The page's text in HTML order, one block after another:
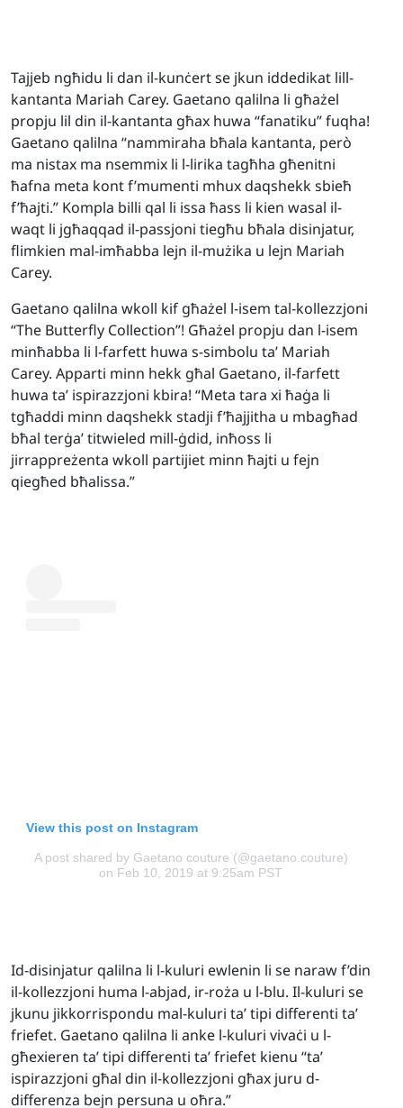
Tajjeb ngħidu li dan il-kunċert se jkun iddedikat lill-
kantanta Mariah Carey. Gaetano qalilna li għażel
propju lil din il-kantanta għax huwa “fanatiku” fuqha!
Gaetano qalilna “nammiraha bħala kantanta, però
ma nistax ma nsemmix li l-lirika tagħha għenitni
ħafna meta kont f’mumenti mhux daqshekk sbieħ
f’ħajti.” Kompla billi qal li issa ħass li kien wasal il-
waqt li jgħaqqad il-passjoni tiegħu bħala disinjatur,
flimkien mal-imħabba lejn il-mużika u lejn Mariah
Carey.
Gaetano qalilna wkoll kif għażel l-isem tal-kollezzjoni
“The Butterfly Collection”! Għażel propju dan l-isem
minħabba li l-farfett huwa s-simbolu ta’ Mariah
Carey. Apparti minn hekk għal Gaetano, il-farfett
huwa ta’ ispirazzjoni kbira! “Meta tara xi ħaġa li
tgħaddi minn daqshekk stadji f’ħajjitha u mbagħad
bħal terġa’ titwieled mill-ġdid, inħoss li
jirrappreżenta wkoll partijiet minn ħajti u fejn
qiegħed bħalissa.”
View this post on Instagram
A post shared by Gaetano couture (@gaetano.couture)
on Feb 10, 2019 at 9:25am PST
Id-disinjatur qalilna li l-kuluri ewlenin li se naraw f’din
il-kollezzjoni huma l-abjad, ir-roża u l-blu. Il-kuluri se
jkunu jikkorrispondu mal-kuluri ta’ tipi differenti ta’
friefet. Gaetano qalilna li anke l-kuluri vivaċi u l-
għexieren ta’ tipi differenti ta’ friefet kienu “ta’
ispirazzjoni għal din il-kollezzjoni għax juru d-
differenza bejn persuna u oħra.”